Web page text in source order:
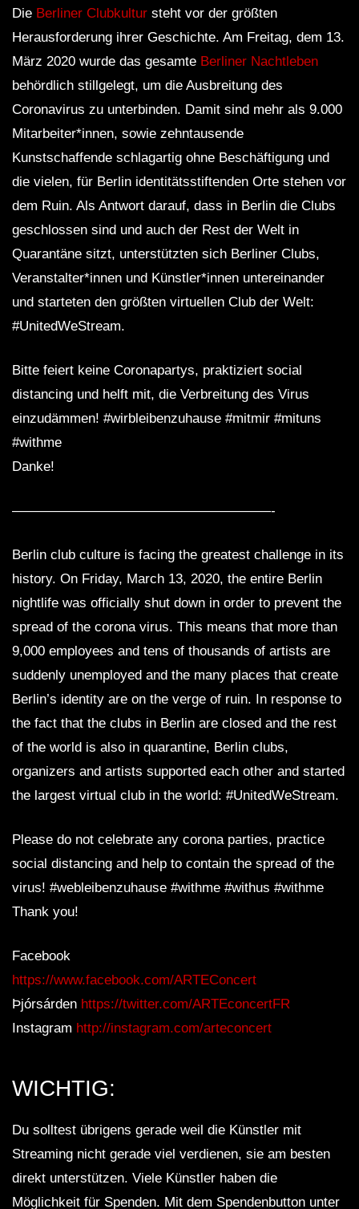
Die Berliner Clubkultur steht vor der größten
Herausforderung ihrer Geschichte. Am Freitag, dem 13.
März 2020 wurde das gesamte Berliner Nachtleben
behördlich stillgelegt, um die Ausbreitung des
Coronavirus zu unterbinden. Damit sind mehr als 9.000
Mitarbeiter*innen, sowie zehntausende
Kunstschaffende schlagartig ohne Beschäftigung und
die vielen, für Berlin identitätsstiftenden Orte stehen vor
dem Ruin. Als Antwort darauf, dass in Berlin die Clubs
geschlossen sind und auch der Rest der Welt in
Quarantäne sitzt, unterstützten sich Berliner Clubs,
Veranstalter*innen und Künstler*innen untereinander
und starteten den größten virtuellen Club der Welt:
#UnitedWeStream.
Bitte feiert keine Coronapartys, praktiziert social
distancing und helft mit, die Verbreitung des Virus
einzudämmen! #wirbleibenzuhause #mitmir #mituns
#withme
Danke!
———————————————————-
Berlin club culture is facing the greatest challenge in its
history. On Friday, March 13, 2020, the entire Berlin
nightlife was officially shut down in order to prevent the
spread of the corona virus. This means that more than
9,000 employees and tens of thousands of artists are
suddenly unemployed and the many places that create
Berlin’s identity are on the verge of ruin. In response to
the fact that the clubs in Berlin are closed and the rest
of the world is also in quarantine, Berlin clubs,
organizers and artists supported each other and started
the largest virtual club in the world: #UnitedWeStream.
Please do not celebrate any corona parties, practice
social distancing and help to contain the spread of the
virus! #webleibenzuhause #withme #withus #withme
Thank you!
Facebook
https://www.facebook.com/ARTEConcert
Þjórsárden https://twitter.com/ARTEconcertFR
Instagram http://instagram.com/arteconcert
WICHTIG:
Du solltest übrigens gerade weil die Künstler mit
Streaming nicht gerade viel verdienen, sie am besten
direkt unterstützen. Viele Künstler haben die
Möglichkeit für Spenden. Mit dem Spendenbutton unter